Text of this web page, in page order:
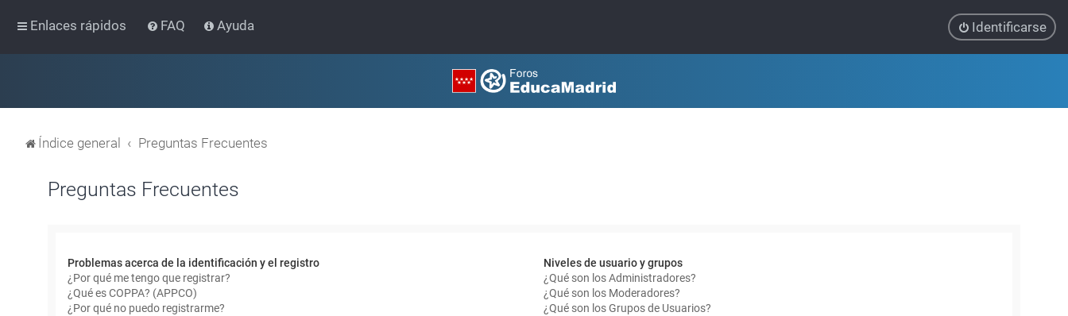
Enlaces rápidos FAQ Ayuda Identificarse
Índice general Preguntas Frecuentes
Preguntas Frecuentes
Problemas acerca de la identificación y el registro
¿Por qué me tengo que registrar?
¿Qué es COPPA? (APPCO)
¿Por qué no puedo registrarme?
Niveles de usuario y grupos
¿Qué son los Administradores?
¿Qué son los Moderadores?
¿Qué son los Grupos de Usuarios?